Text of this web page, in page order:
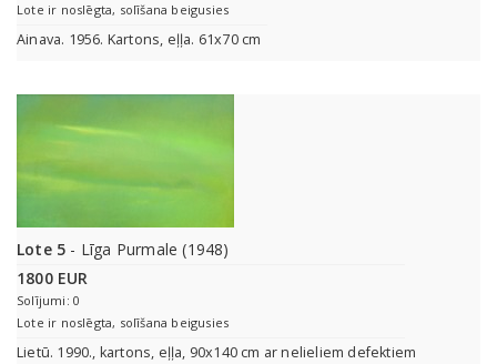
Lote ir noslēgta, solīšana beigusies
Ainava. 1956. Kartons, eļļa. 61x70 cm
Lote 5 - Līga Purmale (1948)
1800 EUR
Solījumi: 0
Lote ir noslēgta, solīšana beigusies
Lietū. 1990., kartons, eļļa, 90x140 cm ar nelieliem defektiem